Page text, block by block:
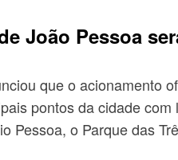
João Pessoa
que o acionamento
pontos da cidade
Pessoa, o Parque das